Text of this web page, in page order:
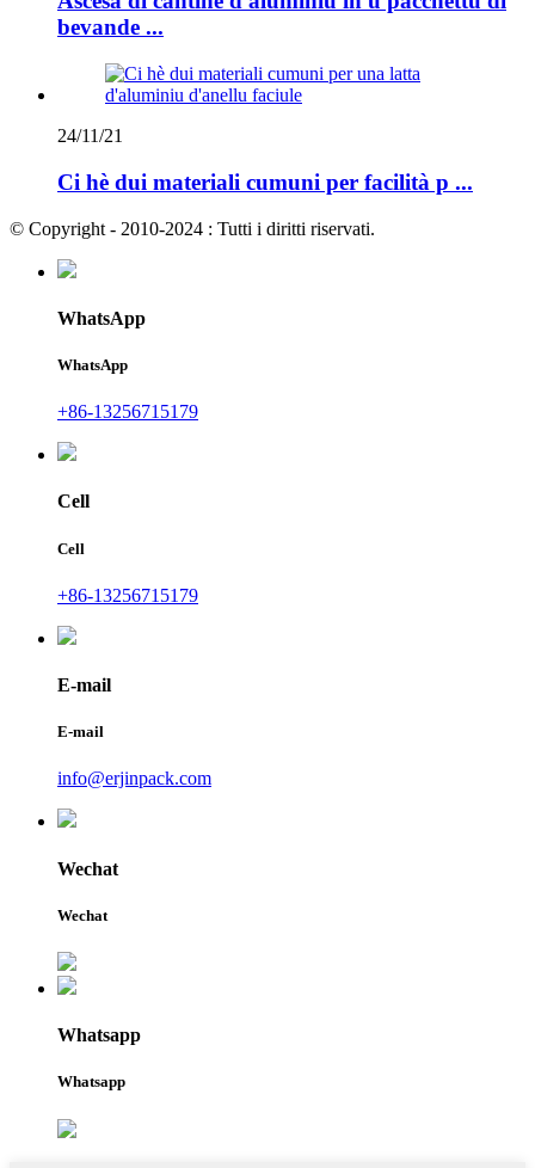
bevande ...
24/11/21
Ci hè dui materiali cumuni per facilità p ...
© Copyright - 2010-2024 : Tutti i diritti riservati.
WhatsApp
WhatsApp
+86-13256715179
Cell
Cell
+86-13256715179
E-mail
E-mail
info@erjinpack.com
Wechat
Wechat
Whatsapp
Whatsapp